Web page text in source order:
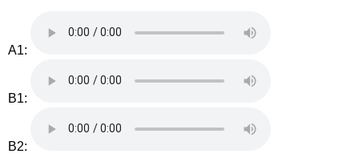
A1:
B1:
B2: